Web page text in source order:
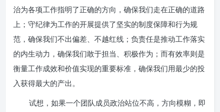
治为各项工作指明了正确的方向，确保我们走在正确的道路
上；守纪律为工作的开展提供了坚实的制度保障和行为规
范，确保我们不出偏差、不越红线；负责任是推动工作落实
的内生动力，确保我们敢于担当、积极作为；而有效率则是
衡量工作成效和价值实现的重要标准，确保我们用最少的投
入获得最大的产出。
试想，如果一个团队成员政治站位不高，方向模糊，即